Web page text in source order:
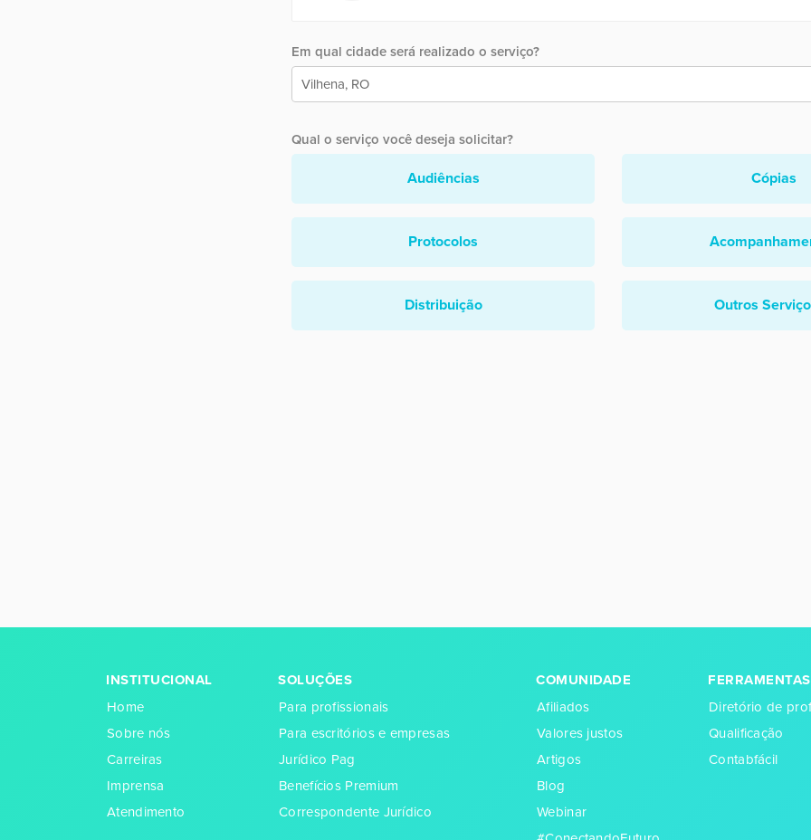
Em qual cidade será realizado o serviço?
Qual o serviço você deseja solicitar?
Audiências Cópias
Protocolos
Distribuição Outros
INSTITUCIONAL
Home
Sobre nós
Carreiras
Imprensa
Atendimento
SOLUÇÕES
Para profissionais
Para escritórios e empresas
Jurídico Pag
Benefícios Premium
Correspondente Jurídico
COMUNIDADE
Afiliados
Valores justos
Artigos
Blog
Webinar
FERRAMENTAS
Diretório de
Qualificação
Contabfácil